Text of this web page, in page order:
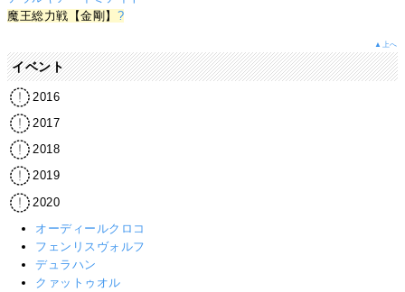
魔王総力戦【金剛】 ?
▲上へ
イベント
2016
2017
2018
2019
2020
オーディールクロコ
フェンリスヴォルフ
デュラハン
クァットゥオル